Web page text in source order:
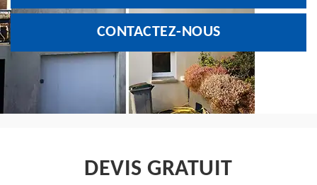
CONTACTEZ-NOUS
DEVIS GRATUIT